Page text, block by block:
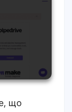
що